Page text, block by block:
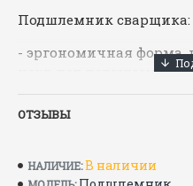
Подшлемник сварщика:
- эргономичная
искр под подшлемник,
(каски),
- внутренняя планка
ОТЗЫВЫ
НАЛИЧИЕ:В наличии